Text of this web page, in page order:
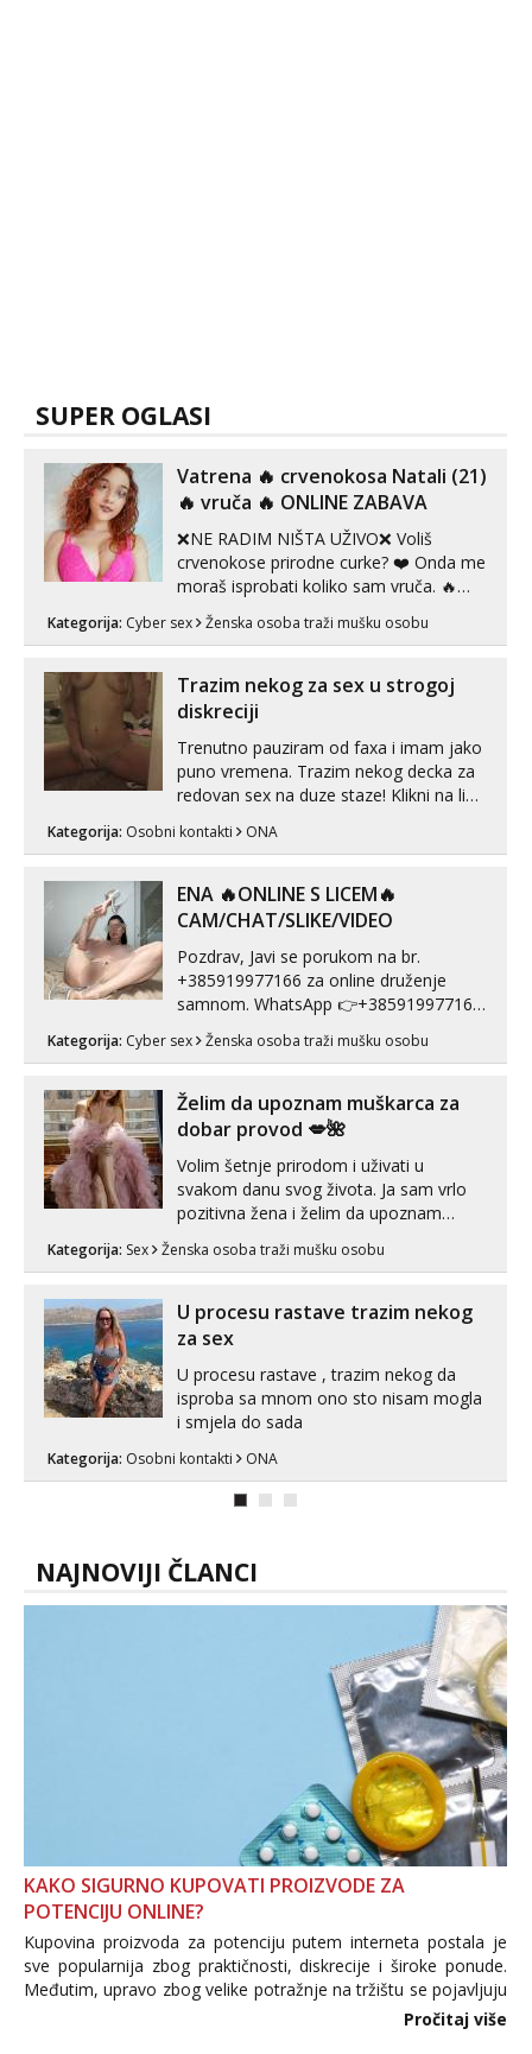
SUPER OGLASI
Vatrena ‎️‍🔥 crvenokosa Natali (21)
‎️‍🔥 vruča‎ ️‍🔥 ONLINE ZABAVA
❌NE RADIM NIŠTA UŽIVO❌ Voliš
crvenokose prirodne curke? ❤️ Onda me
moraš isprobati koliko sam vruča.‎ ️‍🔥
MLADA vražica koja ima 100%
prorodne grudi, 💦 Misli su mi uvijek
U mojoj raznolikoj ponudi možeš
pranaći nešto po svojoj mjeri. Sexi videa
s kolegica...
Kategorija: Cyber sex Ženska osoba traži mušku osobu
Trazim nekog za sex u strogoj
diskreciji
Trenutno pauziram od faxa i imam jako
puno vremena. Trazim nekog decka za
redovan sex na duze staze! Klikni na link
Kategorija: Osobni kontakti ONA
ENA 🔥ONLINE S LICEM🔥
CAM/CHAT/SLIKE/VIDEO
Pozdrav, Javi se porukom na br.
+385919977166 za online druženje
samnom. WhatsApp 👉+385919977166
Telegram 👉@enafriedrichkis Radim
videopozive s licem, solo i s partnerom,
kombinacije halteri, haljine, štikle,
samostojeće itd. Nudim svakakva videa
seksa, puš...
Kategorija: Cyber sex Ženska osoba traži mušku osobu
Želim da upoznam muškarca za
dobar provod 💋🌺
Volim šetnje prirodom i uživati u
svakom danu svog života. Ja sam vrlo
pozitivna žena i želim da upoznam
može i nešto više.💋🌺 Klikni na link
Kategorija: Sex Ženska osoba traži mušku osobu
U procesu rastave trazim nekog
za sex
U procesu rastave , trazim nekog da
isproba sa mnom ono sto nisam mogla
i smjela do sada
Kategorija: Osobni kontakti ONA
NAJNOVIJI ČLANCI
KAKO SIGURNO KUPOVATI PROIZVODE ZA
POTENCIJU ONLINE?
Kupovina proizvoda za potenciju putem interneta postala je
sve popularnija zbog praktičnosti, diskrecije i široke ponude.
Međutim, upravo zbog velike potražnje na tržištu se pojavljuju
i brojni krivotvoreni proizvodi, nepouzdane internetske
Pročitaj više